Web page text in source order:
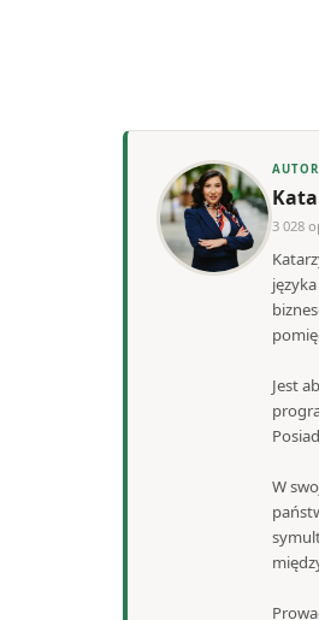
3 028
Jest
W